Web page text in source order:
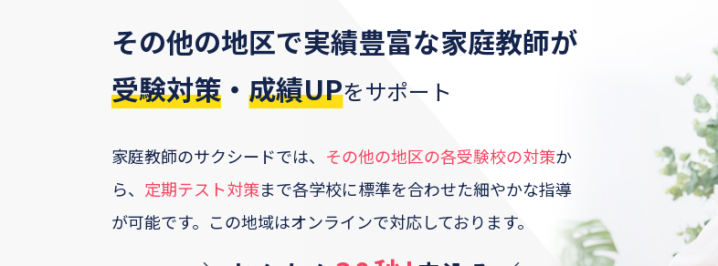
その他の地区で実績豊富な家庭教師が
受験対策 ・ 成績UPをサポート
家庭教師のサクシードでは、 その他の地区の各受験校の対策か
ら、 定期テスト対策まで各学校に標準を合わせた細やかな指導
が可能です。 この地域はオンラインで対応しております。